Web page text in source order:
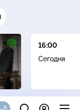
16+
16:00
Сегодня